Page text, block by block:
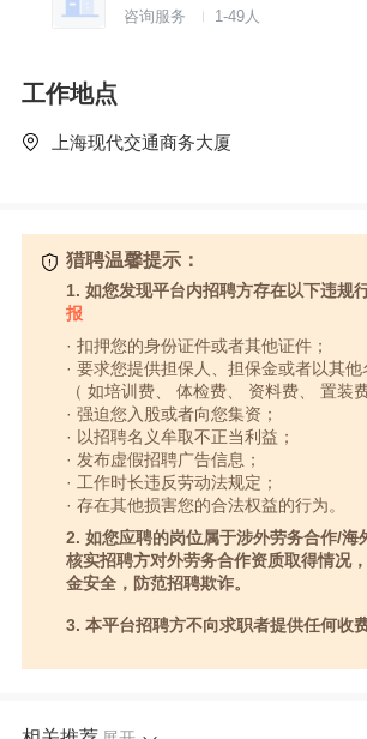
咨询服务 1-49人
工作地点
上海现代交通商务大厦
猎聘温馨提示：
1. 如您发现平台内招聘方存在以下违规
报
· 扣押您的身份证件或者其他证件；
· 要求您提供担保人、担保金或者以其
（ 如培训费、 体检费、 资料费、 置装
· 强迫您入股或者向您集资；
· 以招聘名义牟取不正当利益；
· 发布虚假招聘广告信息；
· 工作时长违反劳动法规定；
· 存在其他损害您的合法权益的行为。
2. 如您应聘的岗位属于涉外劳务合作/海
核实招聘方对外劳务合作资质取得情况
金安全，防范招聘欺诈。
3. 本平台招聘方不向求职者提供任何收费